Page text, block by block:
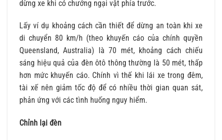
dừng xe khi có chướng ngại vật phía trước.
Lấy ví dụ khoảng cách cần thiết để dừng an toàn khi xe
di chuyển 80 km/h (theo khuyến cáo của chính quyền
Queensland, Australia) là 70 mét, khoảng cách chiếu
sáng hiệu quả của đèn ôtô thông thường là 50 mét, thấp
hơn mức khuyến cáo. Chính vì thế khi lái xe trong đêm,
tài xế nên giảm tốc độ để có nhiều thời gian quan sát,
phản ứng với các tình huống nguy hiểm.
Chỉnh lại đèn